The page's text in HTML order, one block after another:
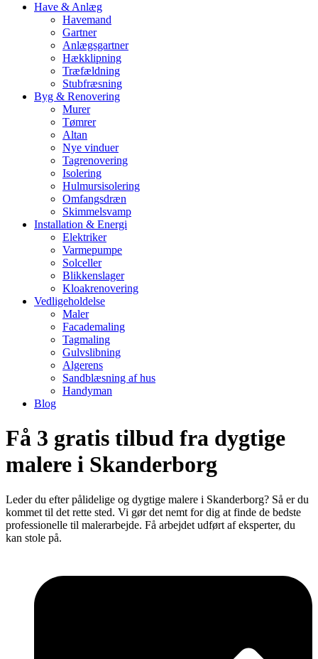
Have & Anlæg
Havemand
Gartner
Anlægsgartner
Hækklipning
Træfældning
Stubfræsning
Byg & Renovering
Murer
Tømrer
Altan
Nye vinduer
Tagrenovering
Isolering
Hulmursisolering
Omfangsdræn
Skimmelsvamp
Installation & Energi
Elektriker
Varmepumpe
Solceller
Blikkenslager
Kloakrenovering
Vedligeholdelse
Maler
Facademaling
Tagmaling
Gulvslibning
Algerens
Sandblæsning af hus
Handyman
Blog
Få 3 gratis tilbud fra dygtige
malere i Skanderborg
Leder du efter pålidelige og dygtige malere i Skanderborg? Så er du
kommet til det rette sted. Vi gør det nemt for dig at finde de bedste
professionelle til malerarbejde. Få arbejdet udført af eksperter, du
kan stole på.